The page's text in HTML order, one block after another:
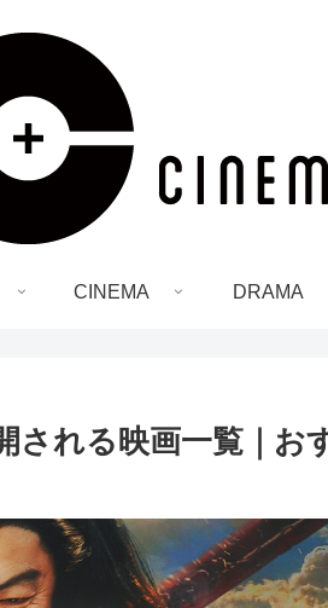
CINEMA DRAMA
される映画一覧｜